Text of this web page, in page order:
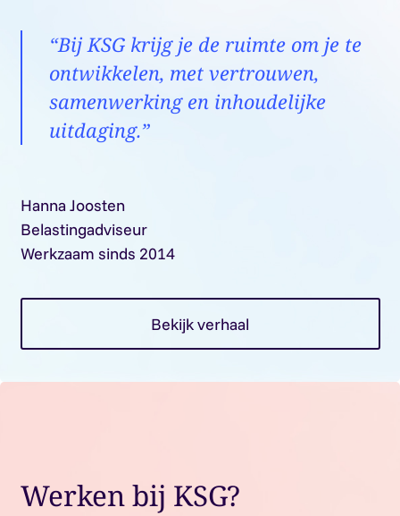
“Bij KSG krijg je de ruimte om je te
ontwikkelen, met vertrouwen,
samenwerking en inhoudelijke
uitdaging.”
Hanna Joosten
Belastingadviseur
Werkzaam sinds 2014
Bekijk verhaal
Werken bij KSG?